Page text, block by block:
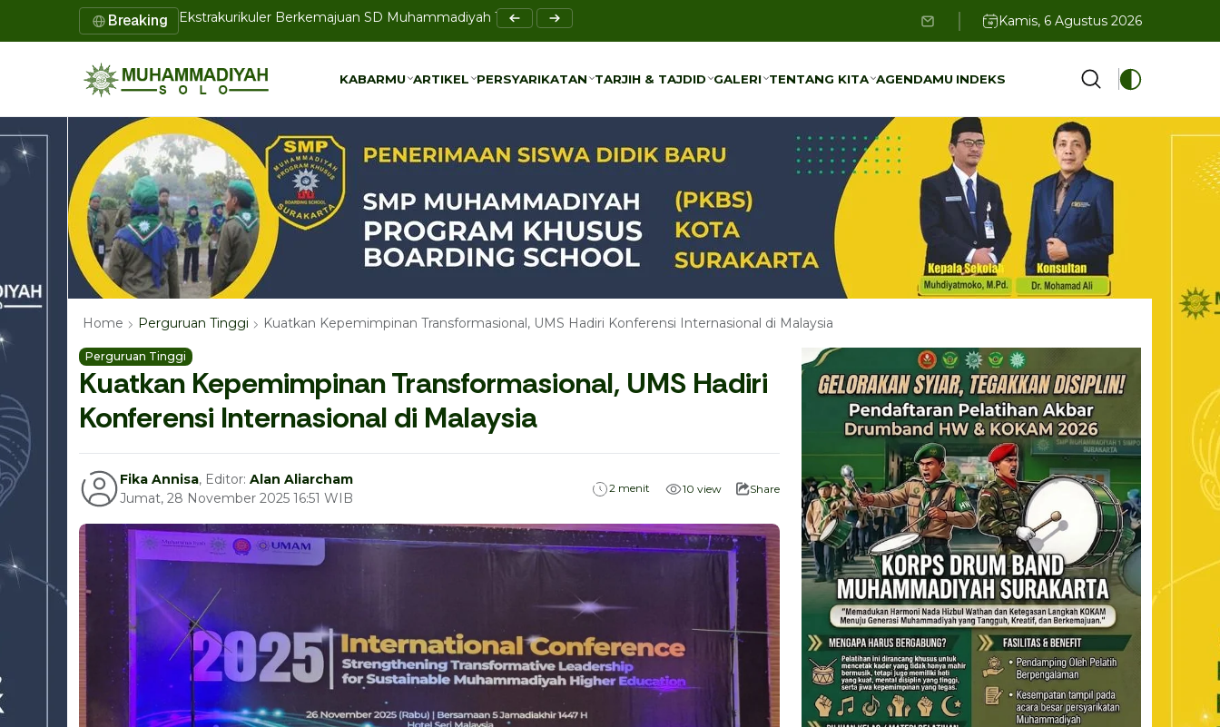
Breaking
Pustakawan UMS Presentasikan Inovasi IMAM di University Malaya Malaysia
Kamis, 6 Agustus 2026
KABARMU ARTIKEL PERSYARIKATAN TARJIH & TAJDID GALERI TENTANG KITA AGENDAMU INDEKS
Home Perguruan Tinggi Kuatkan Kepemimpinan Transformasional, UMS Hadiri Konferensi Internasional di Malaysia
Perguruan Tinggi
Kuatkan Kepemimpinan Transformasional, UMS Hadiri
Konferensi Internasional di Malaysia
Fika Annisa, Editor: Alan Aliarcham
Jumat, 28 November 2025 16:51 WIB
2 menit 10 view Share